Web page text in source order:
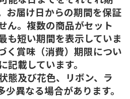
お届け日からの期間を保証
ん。複数の商品がセット
も短い期間を表示していま
く賞味（消費）期限につい
記載しています。
態及び花色、リボン、ラ
異なる場合があります。